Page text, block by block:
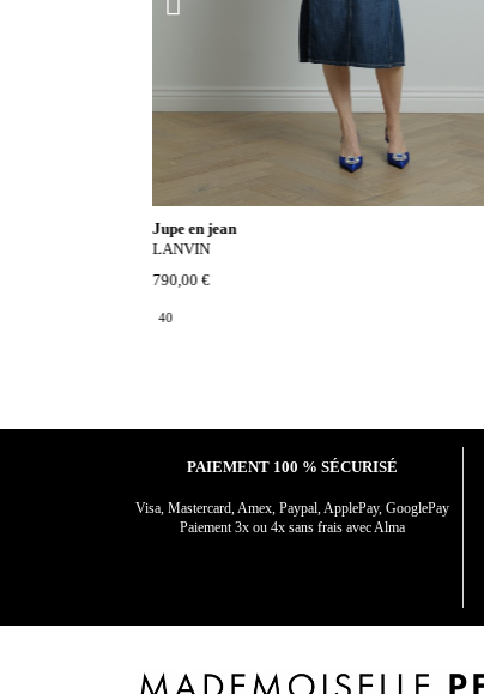
Jupe en jean
LANVIN
790,00 €
40
PAIEMENT 100 % SÉCURISÉ
Visa, Mastercard, Amex, Paypal, ApplePay, GooglePay
Paiement 3x ou 4x sans frais avec Alma